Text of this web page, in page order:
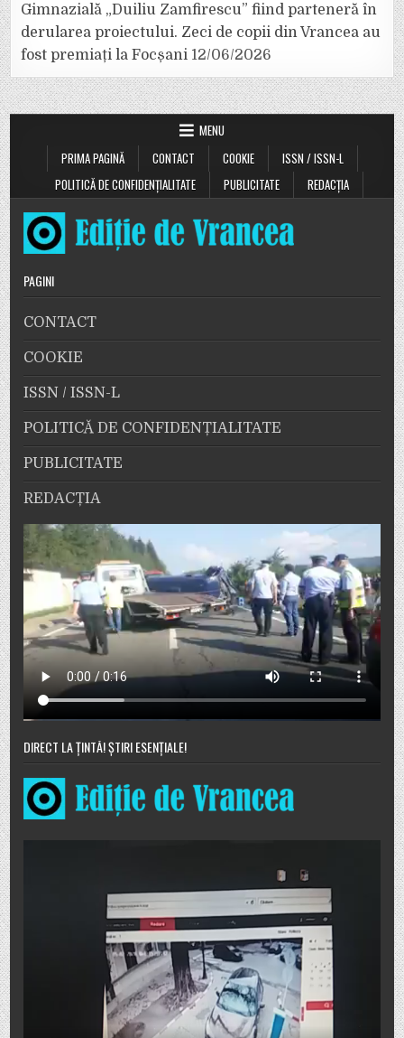
Gimnazială „Duiliu Zamfirescu” fiind parteneră în
derularea proiectului. Zeci de copii din Vrancea au
fost premiați la Focșani 12/06/2026
MENU
PRIMA PAGINĂ
CONTACT COOKIE
ISSN / ISSN-L
POLITICĂ DE CONFIDENȚIALITATE
PUBLICITATE REDACȚIA
PAGINI
CONTACT
COOKIE
ISSN / ISSN-L
POLITICĂ DE CONFIDENȚIALITATE
PUBLICITATE
REDACȚIA
DIRECT LA ȚINTĂ! ȘTIRI ESENȚIALE!